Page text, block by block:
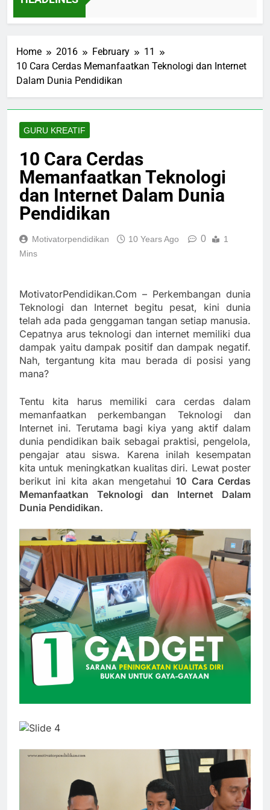
13 Tahun Menjaga Masa Kecil: Kisah Namin AB
Home 2016 February
11
10 Cara Cerdas Memanfaatkan Teknologi dan Internet
Dalam Dunia Pendidikan
GURU KREATIF
10 Cara Cerdas
Memanfaatkan Teknologi
dan Internet Dalam Dunia
Pendidikan
Motivatorpendidikan 10 Years Ago 0
1
Mins
MotivatorPendidikan.Com – Perkembangan dunia
Teknologi dan Internet begitu pesat, kini dunia
telah ada pada genggaman tangan setiap manusia.
Cepatnya arus teknologi dan internet memiliki dua
dampak yaitu dampak positif dan dampak negatif.
Nah, tergantung kita mau berada di posisi yang
mana?
Tentu kita harus memiliki cara cerdas dalam
memanfaatkan perkembangan Teknologi dan
Internet ini. Terutama bagi kiya yang aktif dalam
dunia pendidikan baik sebagai praktisi, pengelola,
pengajar atau siswa. Karena inilah kesempatan
kita untuk meningkatkan kualitas diri. Lewat poster
berikut ini kita akan mengetahui10 Cara Cerdas
Memanfaatkan Teknologi dan Internet Dalam
Dunia Pendidikan.